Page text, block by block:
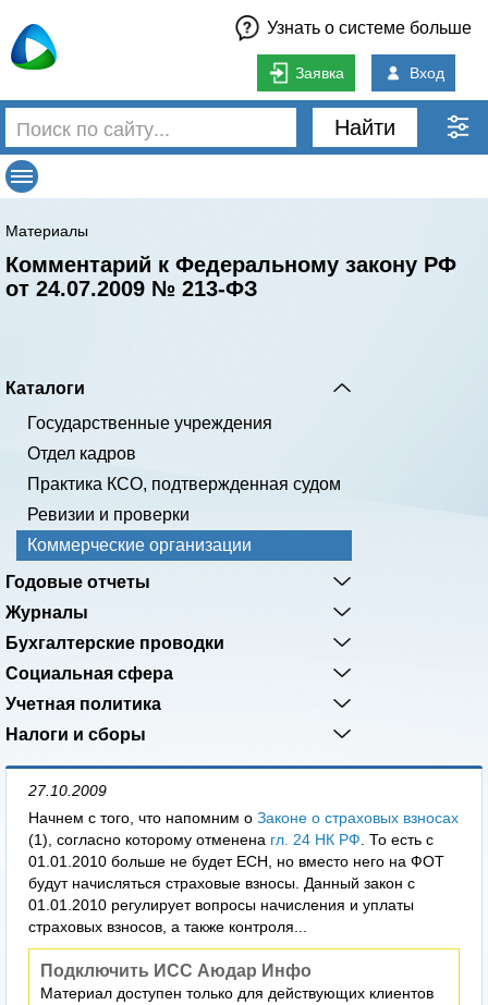
Узнать о системе больше
Заявка Вход
Найти
Материалы
Комментарий к Федеральному закону РФ
от 24.07.2009 № 213-ФЗ
Каталоги
Государственные учреждения
Отдел кадров
Практика КСО, подтвержденная судом
Ревизии и проверки
Коммерческие организации
Годовые отчеты
Журналы
Бухгалтерские проводки
Социальная сфера
Учетная политика
Налоги и сборы
27.10.2009
Начнем с того, что напомним о Законе о страховых взносах
(1), согласно которому отменена гл. 24 НК РФ . То есть с
01.01.2010 больше не будет ЕСН, но вместо него на ФОТ
будут начисляться страховые взносы. Данный закон с
01.01.2010 регулирует вопросы начисления и уплаты
страховых взносов, а также контроля...
Подключить ИСС Аюдар Инфо
Материал доступен только для действующих клиентов